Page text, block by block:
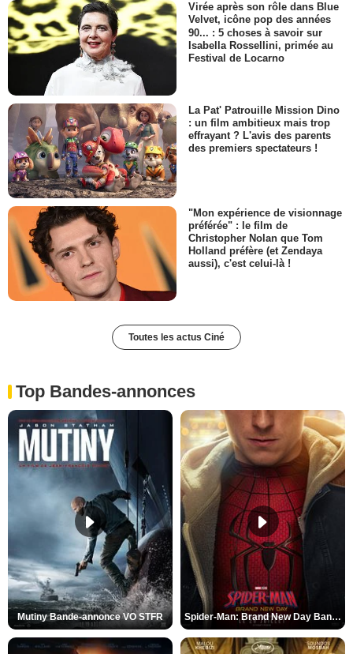
Virée après son rôle dans Blue
Velvet, icône pop des années
90... : 5 choses à savoir sur
Isabella Rossellini, primée au
Festival de Locarno
La Pat' Patrouille Mission Dino
: un film ambitieux mais trop
effrayant ? L'avis des parents
des premiers spectateurs !
"Mon expérience de visionnage
préférée" : le film de
Christopher Nolan que Tom
Holland préfère (et Zendaya
aussi), c'est celui-là !
Toutes les actus Ciné
Top Bandes-annonces
Mutiny Bande-annonce VO STFR Spider-Man: Brand New Day Bande-annonce VO STFR